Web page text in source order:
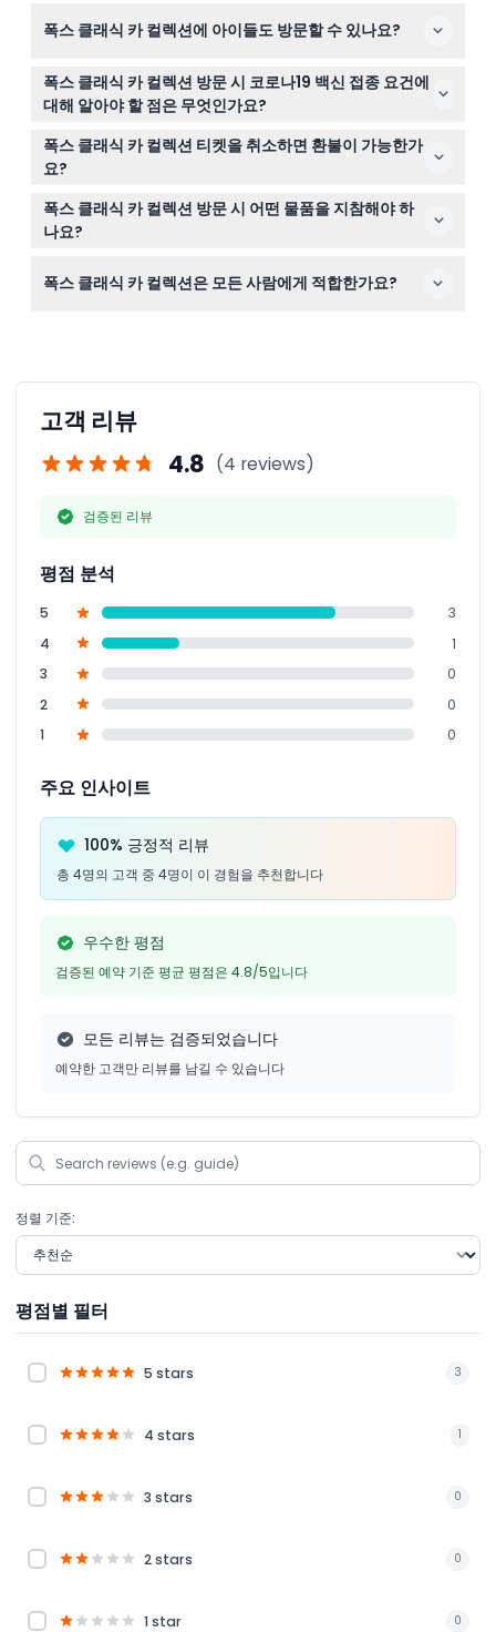
하면 쉽게 티켓을 예약할 수 있습니다.
폭스 클래식 카 컬렉션에 아이들도 방문할 수 있나요?
네, 6세에서 15세 어린이는 결제한 성인과 동반해야 하며, 6
세 미만 어린이는 무료 입장입니다. 16세 이상 어린이는 성
인 요금을 지불합니다.
폭스 클래식 카 컬렉션 방문 시 코로나19 백신 접종 요건에
대해 알아야 할 점은 무엇인가요?
16세 이상 방문객은 코로나19 완전 접종을 완료했거나 유효
한 의료 면제서를 소지해야 하며, 입장 시 증빙을 제시해야
합니다.
폭스 클래식 카 컬렉션 티켓을 취소하면 환불이 가능한가
요?
티켓은 환불 불가하며 취소할 수 없으니 예약 전에 계획을
확실히 세우세요.
폭스 클래식 카 컬렉션 방문 시 어떤 물품을 지참해야 하
나요?
나19 백신 접종 증명서 또는 면제서를 지참하세요.
폭스 클래식 카 컬렉션은 모든 사람에게 적합한가요?
고객 리뷰
4.8 (4 reviews)
검증된 리뷰
평점 분석
5
3
4
1
3
0
2
0
1
0
주요 인사이트
100% 긍정적 리뷰
총 4명의 고객 중 4명이 이 경험을 추천합니다
우수한 평점
검증된 예약 기준 평균 평점은 4.8/5입니다
모든 리뷰는 검증되었습니다
예약한 고객만 리뷰를 남길 수 있습니다
정렬 기준:
평점별 필터
5 stars 3
4 stars 1
3 stars 0
2 stars 0
1 star 0